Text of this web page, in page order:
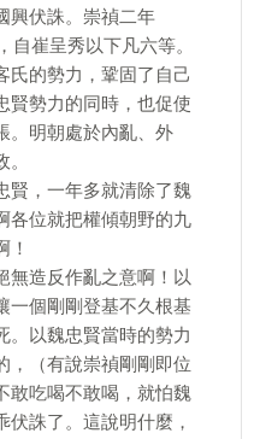
興伏誅。崇禎二年
自崔呈秀以下凡六等。
氏的勢力，鞏固了自己
賢勢力的同時，也促使
。明朝處於內亂、外
賢，一年多就清除了魏
各位就把權傾朝野的九
！
無造反作亂之意啊！以
一個剛剛登基不久根基
。以魏忠賢當時的勢力
，（有說崇禎剛剛即位
敢吃喝不敢喝，就怕魏
誅了。這說明什麼，